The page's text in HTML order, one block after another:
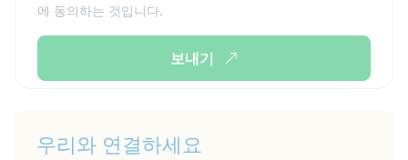
에 동의하는 것입니다.
보내기
우리와 연결하세요